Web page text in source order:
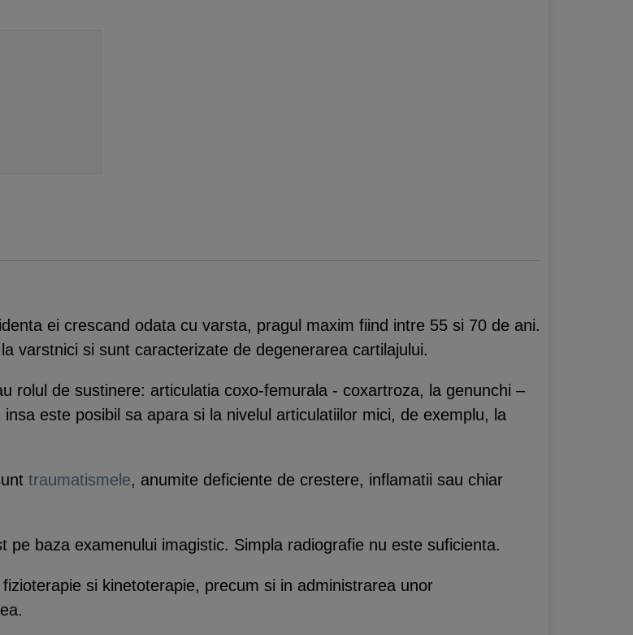
ei crescand odata cu varsta, pragul maxim fiind intre 55 si 70 de ani.
varstnici si sunt caracterizate de degenerarea cartilajului.
rolul de sustinere: articulatia coxo-femurala - coxartroza, la genunchi –
este posibil sa apara si la nivelul articulatiilor mici, de exemplu, la
traumatismele, anumite deficiente de crestere, inflamatii sau chiar
pe baza examenului imagistic. Simpla radiografie nu este suficienta.
si kinetoterapie, precum si in administrarea unor